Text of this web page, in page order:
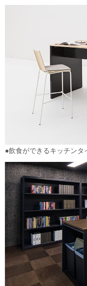
●飲食ができるキッチンタ